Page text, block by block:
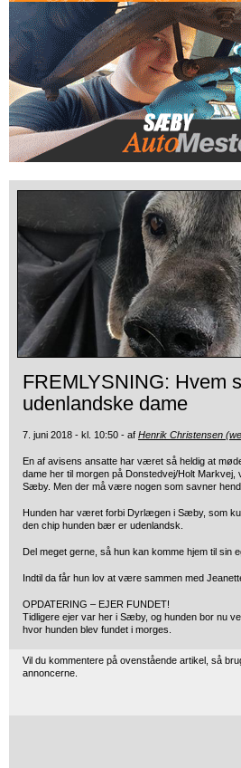
FREMLYSNING: Hvem
udenlandske dame
7. juni 2018 - kl. 10:50 - af Henrik Christensen
En af avisens ansatte har været så heldig at
dame her til morgen på Donstedvej/Holt Markvej,
Sæby. Men der må være nogen som savner
Hunden har været forbi Dyrlægen i Sæby, som
den chip hunden bær er udenlandsk.
Del meget gerne, så hun kan komme hjem til sin
Indtil da får hun lov at være sammen med
OPDATERING – EJER FUNDET!
Tidligere ejer var her i Sæby, og hunden bor nu
hvor hunden blev fundet i morges.
Vil du kommentere på ovenstående artikel, så
annoncerne.